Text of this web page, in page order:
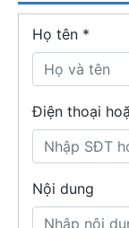
Họ tên *
Điện thoại
Nội dung